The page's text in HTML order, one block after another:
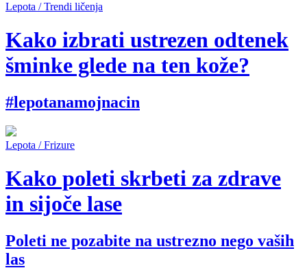
Lepota / Trendi ličenja
Kako izbrati ustrezen odtenek
šminke glede na ten kože?
#lepotanamojnacin
Lepota / Frizure
Kako poleti skrbeti za zdrave
in sijoče lase
Poleti ne pozabite na ustrezno nego vaših
las